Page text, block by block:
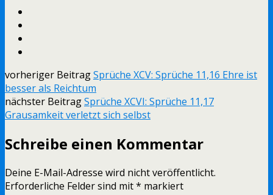
vorheriger BeitragSprüche XCV: Sprüche 11,16 Ehre ist
besser als Reichtum
nächster BeitragSprüche XCVI: Sprüche 11,17
Grausamkeit verletzt sich selbst
Schreibe einen Kommentar
Deine E-Mail-Adresse wird nicht veröffentlicht.
Erforderliche Felder sind mit* markiert